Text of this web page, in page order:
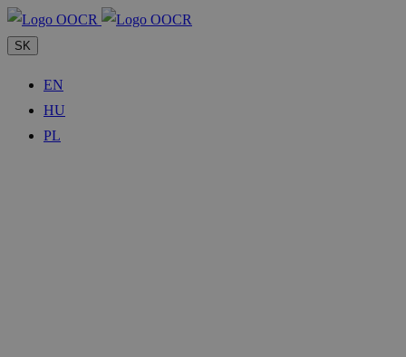
SK
EN
HU
PL